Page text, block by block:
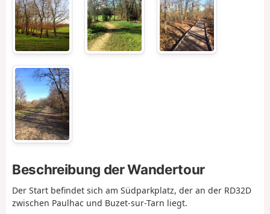
Beschreibung der Wandertour
Der Start befindet sich am Südparkplatz, der an der RD32D
zwischen Paulhac und Buzet-sur-Tarn liegt.